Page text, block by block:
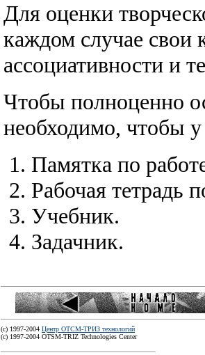
Для оценки
каждом случае свои
ассоциативности и
Чтобы полноценно
необходимо, чтобы
Памятка по
Рабочая тетрадь
Учебник.
Задачник.
(c) 1997-2004 Центр ОТСМ-ТРИЗ технологий
(с) 1997-2004 OTSM-TRIZ Technologies Center